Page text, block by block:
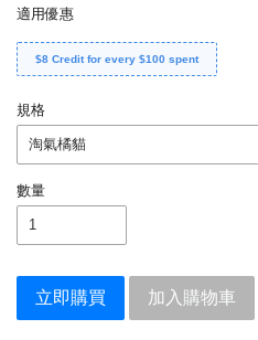
適用優惠
$8 Credit for every $100 spent
規格
數量
立即購買 加入購物車